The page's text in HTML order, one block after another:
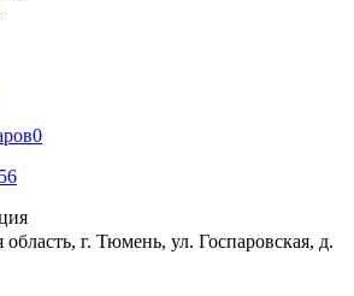
0
г. Тюмень, ул. Госпаровская, д.